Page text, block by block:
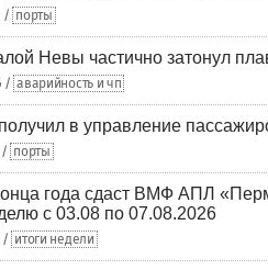
/ порты
Невы частично затонул
/ аварийность и чп
в управление
/ порты
года сдаст ВМФ АПЛ
с 03.08 по 07.08.2026
/ итоги недели